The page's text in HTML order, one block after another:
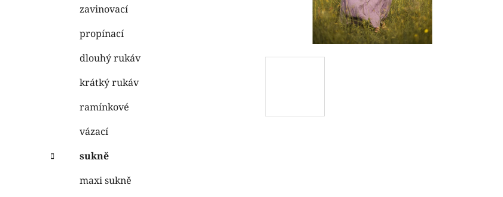
zavinovací
propínací
dlouhý rukáv
krátký rukáv
ramínkové
vázací
sukně
maxi sukně